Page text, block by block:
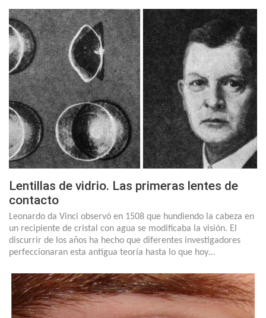
Lentillas de vidrio. Las primeras lentes de
contacto
Leonardo da Vinci observó en 1508 que hundiendo la cabeza en
un recipiente de cristal con agua se modificaba la visión. El
discurrir de los años ha hecho que diferentes investigadores
perfeccionaran esta antigua teoría hasta lo que hoy…